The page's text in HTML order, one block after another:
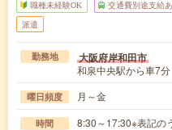
職種未経験OK 交通費別途支給
派遣
勤務地 大阪府岸和田市
和泉中央駅から車7分
曜日頻度 月～金
時間 8:30～17:30※表記の